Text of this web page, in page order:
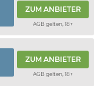
ZUM ANBIETER
AGB gelten, 18+
ZUM ANBIETER
AGB gelten, 18+